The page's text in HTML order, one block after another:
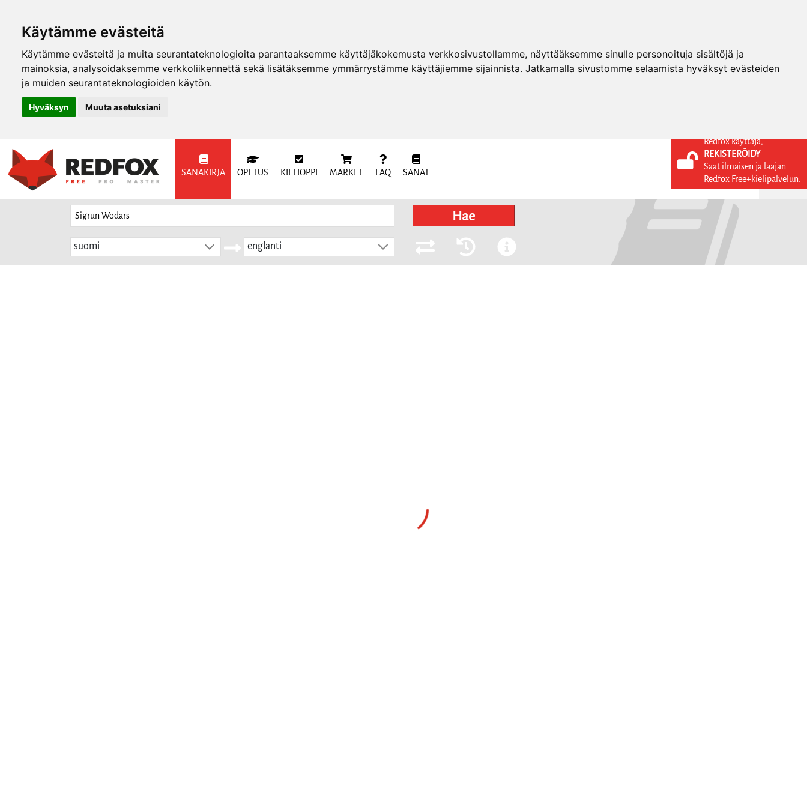
Käytämme evästeitä
Käytämme evästeitä ja muita seurantateknologioita parantaaksemme käyttäjäkokemusta verkkosivustollamme, näyttääksemme sinulle personoituja sisältöjä ja
mainoksia, analysoidaksemme verkkoliikennettä sekä lisätäksemme ymmärrystämme käyttäjiemme sijainnista. Jatkamalla sivustomme selaamista hyväksyt evästeiden
ja muiden seurantateknologioiden käytön.
Hyväksyn Muuta asetuksiani
SANAKIRJA OPETUS KIELIOPPI MARKET FAQ SANAT
KIRJAUDU SISÄÄN
REKISTERÖIDY
Hae
suomi englanti
Redfox käyttäjä,
REKISTERÖIDY
Saat ilmaisen ja laajan
Redfox Free+kielipalvelun.